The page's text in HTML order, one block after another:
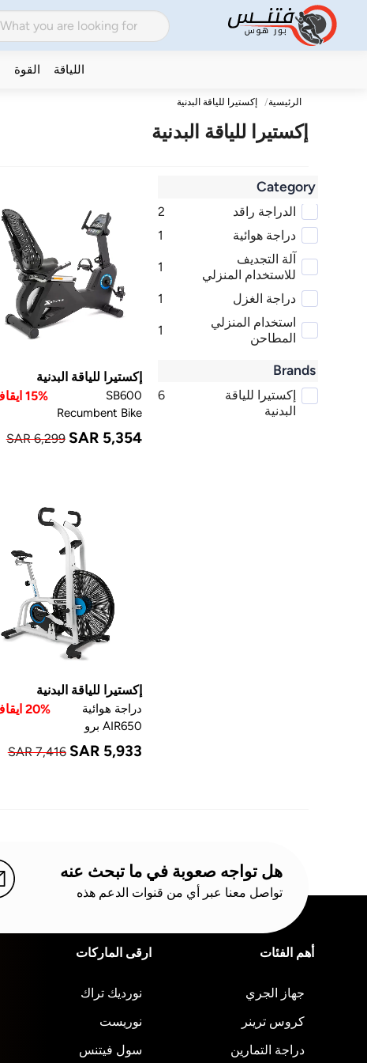
اللياقة القوة
الرئيسية إكستيرا للياقة البدنية
إكستيرا للياقة البدنية
Category
الدراجة راقد
2
دراجة هوائية
1
آلة التجديف
للاستخدام المنزلي
1
دراجة الغزل
1
استخدام المنزلي
المطاحن
1
Brands
إكستيرا للياقة
البدنية
6
إكستيرا للياقة البدنية
15% ايقاف
SB600
Recumbent Bike
SAR 6,299 SAR 5,354
إكستيرا للياقة البدنية
20% ايقاف
دراجة هوائية
AIR650 برو
SAR 7,416 SAR 5,933
هل تواجه صعوبة في ما تبحث عنه
تواصل معنا عبر أي من قنوات الدعم هذه
أهم الفئات
جهاز الجري
كروس ترينر
دراجة التمارين
ارقى الماركات
نورديك تراك
نوريست
سول فيتنس